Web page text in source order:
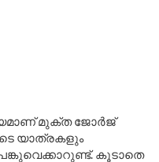
മുക്ത ജോർജ്
യാത്രകളും
കൂടാതെ